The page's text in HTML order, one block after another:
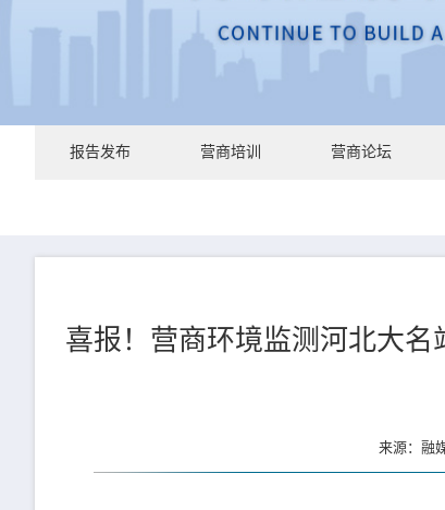
报告发布 营商培训 营商论坛
喜报！营商环境监测河北大
来源：融